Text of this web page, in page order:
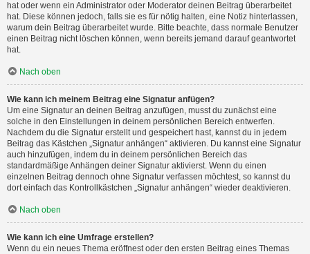
hat oder wenn ein Administrator oder Moderator deinen Beitrag überarbeitet
hat. Diese können jedoch, falls sie es für nötig halten, eine Notiz hinterlassen,
warum dein Beitrag überarbeitet wurde. Bitte beachte, dass normale Benutzer
einen Beitrag nicht löschen können, wenn bereits jemand darauf geantwortet
hat.
Nach oben
Wie kann ich meinem Beitrag eine Signatur anfügen?
Um eine Signatur an deinen Beitrag anzufügen, musst du zunächst eine
solche in den Einstellungen in deinem persönlichen Bereich entwerfen.
Nachdem du die Signatur erstellt und gespeichert hast, kannst du in jedem
Beitrag das Kästchen „Signatur anhängen“ aktivieren. Du kannst eine Signatur
auch hinzufügen, indem du in deinem persönlichen Bereich das
standardmäßige Anhängen deiner Signatur aktivierst. Wenn du einen
einzelnen Beitrag dennoch ohne Signatur verfassen möchtest, so kannst du
dort einfach das Kontrollkästchen „Signatur anhängen“ wieder deaktivieren.
Nach oben
Wie kann ich eine Umfrage erstellen?
Wenn du ein neues Thema eröffnest oder den ersten Beitrag eines Themas